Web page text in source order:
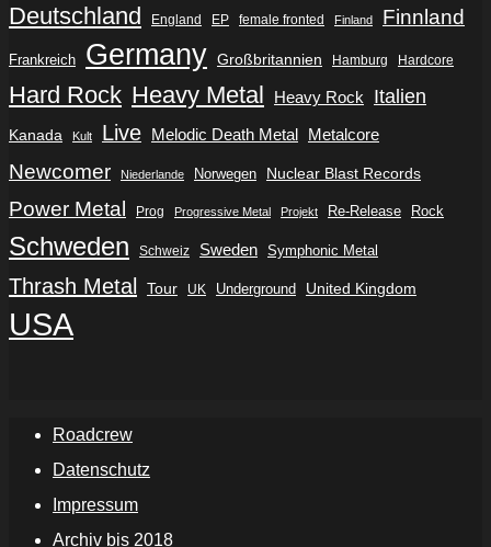
Deutschland England EP female fronted Finland Finnland
Frankreich Germany Großbritannien Hamburg Hardcore
Hard Rock Heavy Metal Heavy Rock Italien
Kanada Kult Live Melodic Death Metal Metalcore
Newcomer Niederlande Norwegen Nuclear Blast Records
Power Metal Prog Progressive Metal Projekt Re-Release Rock
Schweden Schweiz Sweden Symphonic Metal
Thrash Metal Tour UK Underground United Kingdom
USA
Roadcrew
Datenschutz
Impressum
Archiv bis 2018